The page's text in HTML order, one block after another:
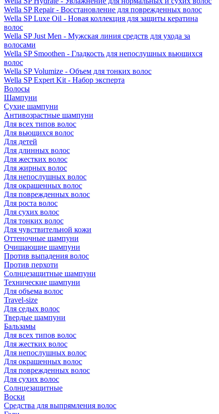
Wella SP Repair - Восстановление для поврежденных волос
Wella SP Luxe Oil - Новая коллекция для защиты кератина
волос
Wella SP Just Men - Мужская линия средств для ухода за
волосами
Wella SP Smoothen - Гладкость для непослушных вьющихся
волос
Wella SP Volumize - Объем для тонких волос
Wella SP Expert Kit - Набор эксперта
Волосы
Шампуни
Сухие шампуни
Антивозрастные шампуни
Для всех типов волос
Для вьющихся волос
Для детей
Для длинных волос
Для жестких волос
Для жирных волос
Для непослушных волос
Для окрашенных волос
Для поврежденных волос
Для роста волос
Для сухих волос
Для тонких волос
Для чувствительной кожи
Оттеночные шампуни
Очищающие шампуни
Против выпадения волос
Против перхоти
Солнцезащитные шампуни
Технические шампуни
Для объема волос
Travel-size
Для седых волос
Твердые шампуни
Бальзамы
Для всех типов волос
Для жестких волос
Для непослушных волос
Для окрашенных волос
Для поврежденных волос
Для сухих волос
Солнцезащитные
Воски
Средства для выпрямления волос